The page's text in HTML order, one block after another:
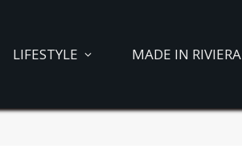
LIFESTYLE MADE IN RIVIERA